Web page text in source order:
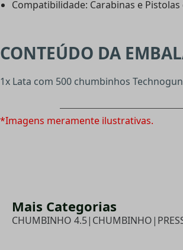
Compatibilidade: Carabinas e
CONTEÚDO DA
1x Lata com 500 chumbinhos Technogun
*Imagens meramente ilustrativas.
Mais Categorias
CHUMBINHO 4.5| CHUMBINHO|